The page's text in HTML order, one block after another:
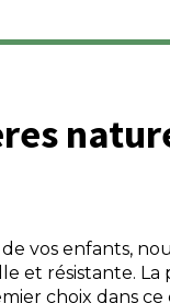
vos enfants,
et résistante. La
choix dans ce